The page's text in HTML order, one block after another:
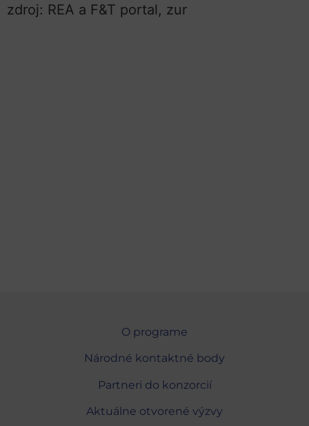
zdroj: REA a F&T portal, zur
O programe
Národné kontaktné body
Partneri do konzorcií
Aktuálne otvorené výzvy